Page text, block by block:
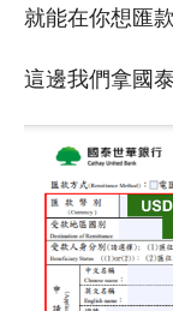
就能在你想匯
這邊我們拿國